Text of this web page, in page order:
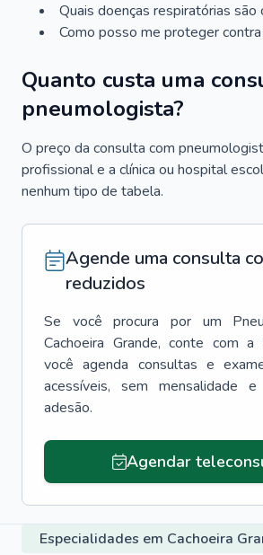
Quais doenças respiratórias são
Como posso me proteger
Quanto custa uma
pneumologista?
O preço da consulta com
profissional e a clínica ou hospital
nenhum tipo de tabela.
Agende uma consulta
reduzidos
Se você procura por um
Cachoeira Grande, conte com a
você agenda consultas e
acessíveis, sem mensalidade
adesão.
Agendar
Especialidades em Cachoeira